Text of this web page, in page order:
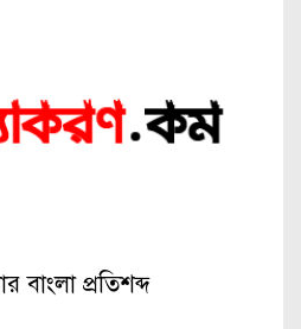
বাংলা প্রতিশব্দ